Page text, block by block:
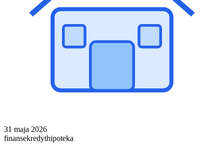
31 maja 2026
finansekredythipoteka